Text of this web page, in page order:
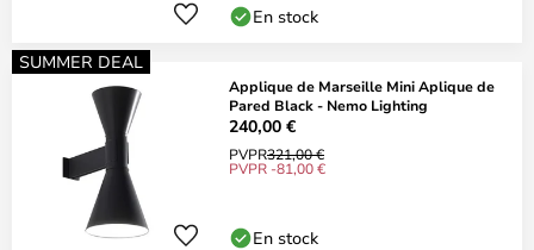
En stock
SUMMER DEAL
Applique de Marseille Mini Aplique de
Pared Black - Nemo Lighting
240,00 €
PVPR321,00 €
PVPR -81,00 €
En stock